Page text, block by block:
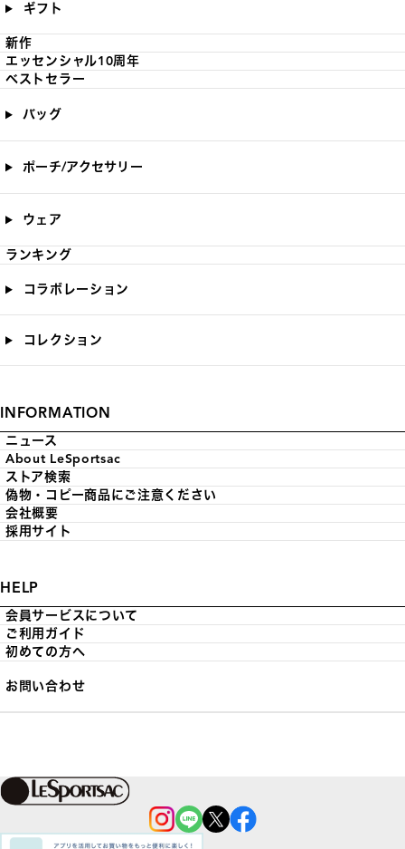
ギフト
新作
エッセンシャル10周年
ベストセラー
バッグ
ポーチ/アクセサリー
ウェア
ランキング
コラボレーション
コレクション
INFORMATION
ニュース
About LeSportsac
ストア検索
偽物・コピー商品にご注意ください
会社概要
採用サイト
HELP
会員サービスについて
ご利用ガイド
初めての方へ
お問い合わせ